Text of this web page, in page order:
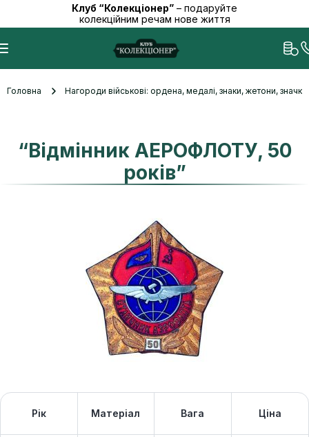
Клуб “Колекціонер” – подаруйте
колекційним речам нове життя
Головна Нагороди військові: ордена, медалі, знаки, жетони,
“Відмінник АЕРОФЛОТУ, 50
років”
Рік Матеріал Вага Ціна